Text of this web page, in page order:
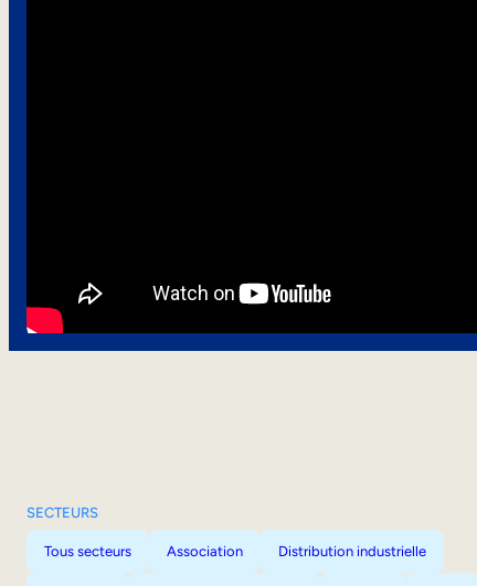
SECTEURS
Tous secteurs Association Distribution industrielle